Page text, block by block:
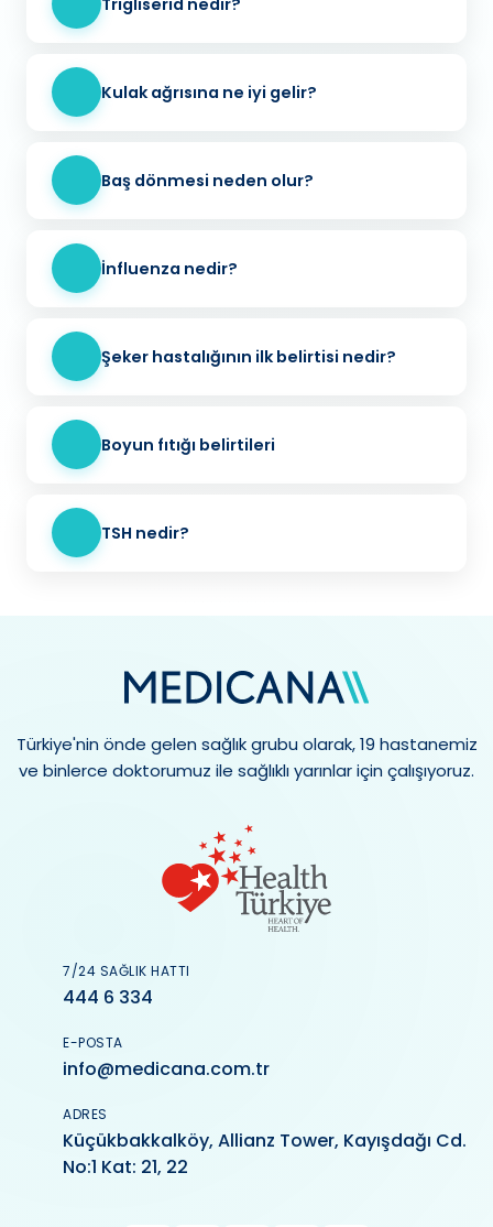
Kulak ağrısına ne iyi gelir?
Baş dönmesi neden olur?
İnfluenza nedir?
Şeker hastalığının ilk belirtisi nedir?
Boyun fıtığı belirtileri
TSH nedir?
Türkiye'nin önde gelen sağlık grubu olarak, 19 hastanemiz
ve binlerce doktorumuz ile sağlıklı yarınlar için çalışıyoruz.
7/24 SAĞLIK HATTI
444 6 334
E-POSTA
info@medicana.com.tr
ADRES
Küçükbakkalköy, Allianz Tower, Kayışdağı Cd.
No:1 Kat: 21, 22